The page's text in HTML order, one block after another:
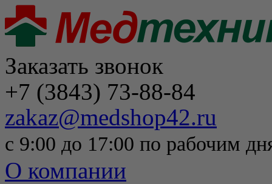
Заказать звонок
+7 (3843) 73-88-84
zakaz@medshop42.ru
с 9:00 до 17:00 по рабочим
О компании